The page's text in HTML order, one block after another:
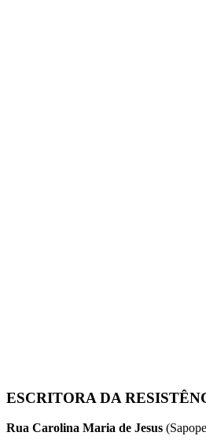
ESCRITORA DA
Rua Carolina Maria de Jesus